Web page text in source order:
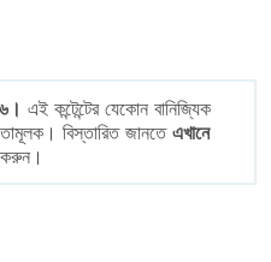
এই কন্টেন্টের যেকোন বানিজ্যিক
বিস্তারিত জানতেএখানে